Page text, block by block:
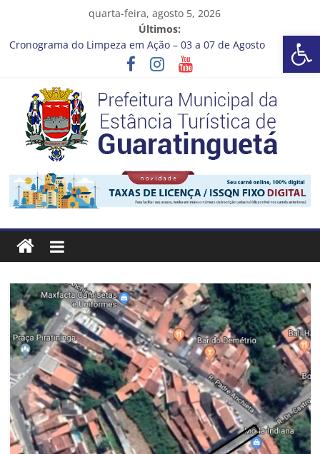
Barra de Ferramentas Aberta
quarta-feira, agosto 5, 2026
Últimos:
Cronograma do Limpeza em Ação – 03 a 07 de Agosto
Prefeitura de Guaratinguetá entrega revitalização da Praça
Vem conferir como nossos alunos estão ainda mais lindos!
CRONOGRAMA DE LAVAGEM E LIMPEZA DOS RESERVATÓRIOS
Guaratinguetá se destaca em competições esportivas da
região
Prefeitura
Estância
Turística
Guaratinguetá
Prefeitura
Estância
Turística
Guaratinguetá